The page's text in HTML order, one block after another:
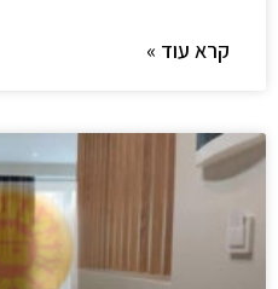
קרא עוד »